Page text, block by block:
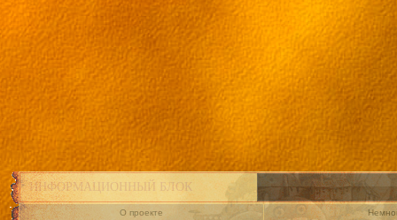
ИНФОРМАЦИОННЫЙ БЛОК
О проекте